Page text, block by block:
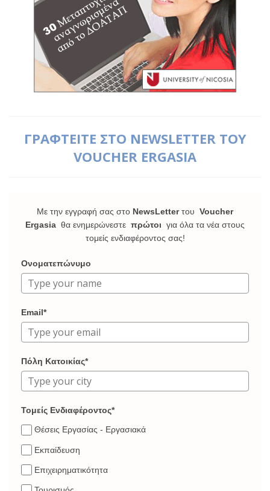
ΓΡΑΦΤΕΙΤΕ ΣΤΟ NEWSLETTER ΤΟΥ
VOUCHER ERGASIA
Με την εγγραφή σας στο NewsLetterτου Voucher
Ergasia θα ενημερώνεστε πρώτοι για όλα τα νέα στους
τομείς ενδιαφέροντος σας!
Ονοματεπώνυμο
Email*
Πόλη Κατοικίας*
Τομείς Ενδιαφέροντος*
Θέσεις Εργασίας - Εργασιακά
Εκπαίδευση
Επιχειρηματικότητα